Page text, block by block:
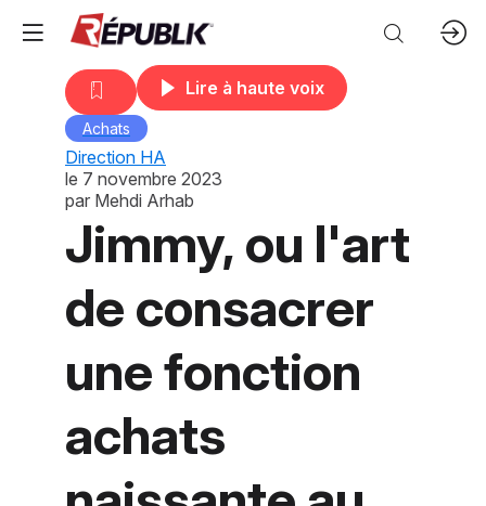
Lire à haute voix
Achats
Direction HA
le 7 novembre 2023
par Mehdi Arhab
Jimmy, ou l'art
de consacrer
une fonction
achats